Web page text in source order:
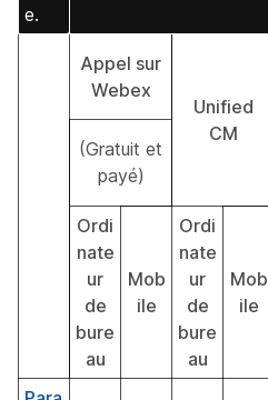
e.
Appel sur
Webex
Unified
CM
(Gratuit et
payé)
Ordi
nate
ur
de
bure
au
Mob
ile
Ordi
nate
ur
de
bure
au
Mob
ile